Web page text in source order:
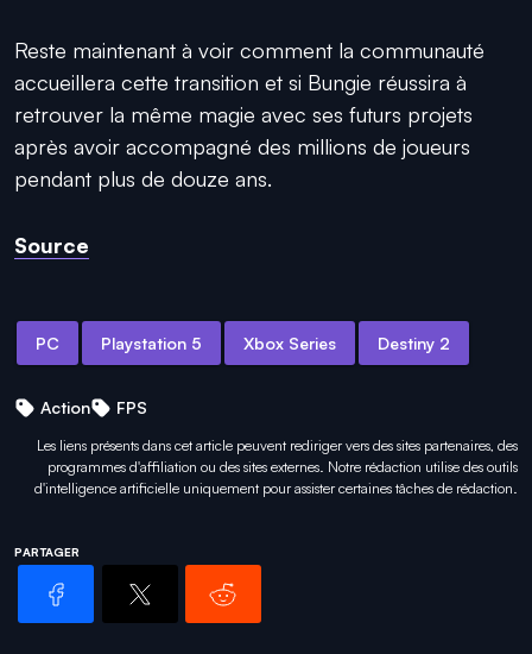
Reste maintenant à voir comment la communauté
accueillera cette transition et si Bungie réussira à
retrouver la même magie avec ses futurs projets
après avoir accompagné des millions de joueurs
pendant plus de douze ans.
Source
PC Playstation 5 Xbox Series Destiny 2
Action FPS
Les liens présents dans cet article peuvent rediriger vers des sites partenaires, des
programmes d'affiliation ou des sites externes. Notre rédaction utilise des outils
d'intelligence artificielle uniquement pourassister certaines tâches de rédaction.
PARTAGER